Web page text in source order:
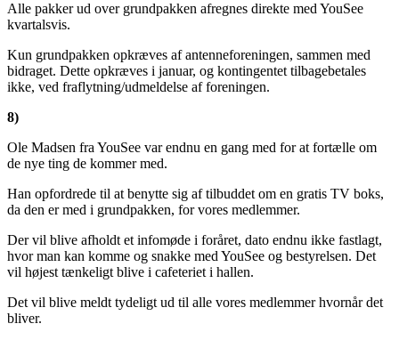
Alle pakker ud over grundpakken afregnes direkte med YouSee
kvartalsvis.
Kun grundpakken opkræves af antenneforeningen, sammen med
bidraget. Dette opkræves i januar, og kontingentet tilbagebetales
ikke, ved fraflytning/udmeldelse af foreningen.
8)
Ole Madsen fra YouSee var endnu en gang med for at fortælle om
de nye ting de kommer med.
Han opfordrede til at benytte sig af tilbuddet om en gratis TV boks,
da den er med i grundpakken, for vores medlemmer.
Der vil blive afholdt et infomøde i foråret, dato endnu ikke fastlagt,
hvor man kan komme og snakke med YouSee og bestyrelsen. Det
vil højest tænkeligt blive i cafeteriet i hallen.
Det vil blive meldt tydeligt ud til alle vores medlemmer hvornår det
bliver.